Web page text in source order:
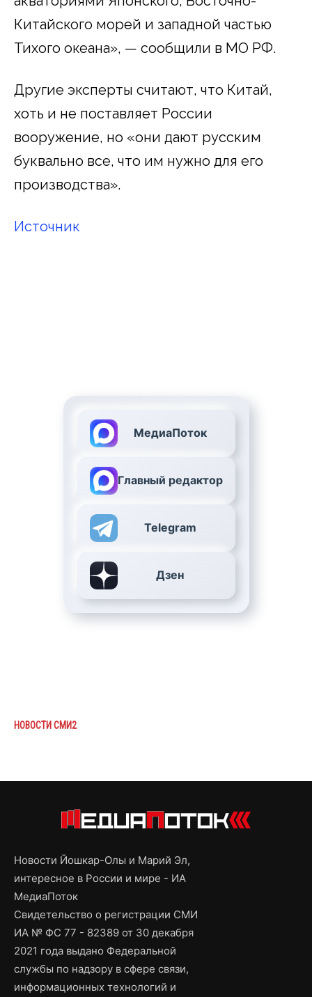
Китайского морей и западной частью
Тихого океана», — сообщили в МО РФ.
Другие эксперты считают, что Китай,
хоть и не поставляет России
вооружение, но «они дают русским
буквально все, что им нужно для его
производства».
Источник
МедиаПоток
Главный редактор
Telegram
Дзен
НОВОСТИ СМИ2
Новости Йошкар-Олы и Марий Эл,
интересное в России и мире - ИА
МедиаПоток
Свидетельство о регистрации СМИ
ИА № ФС 77 - 82389 от 30 декабря
2021 года выдано Федеральной
службы по надзору в сфере связи,
информационных технологий и